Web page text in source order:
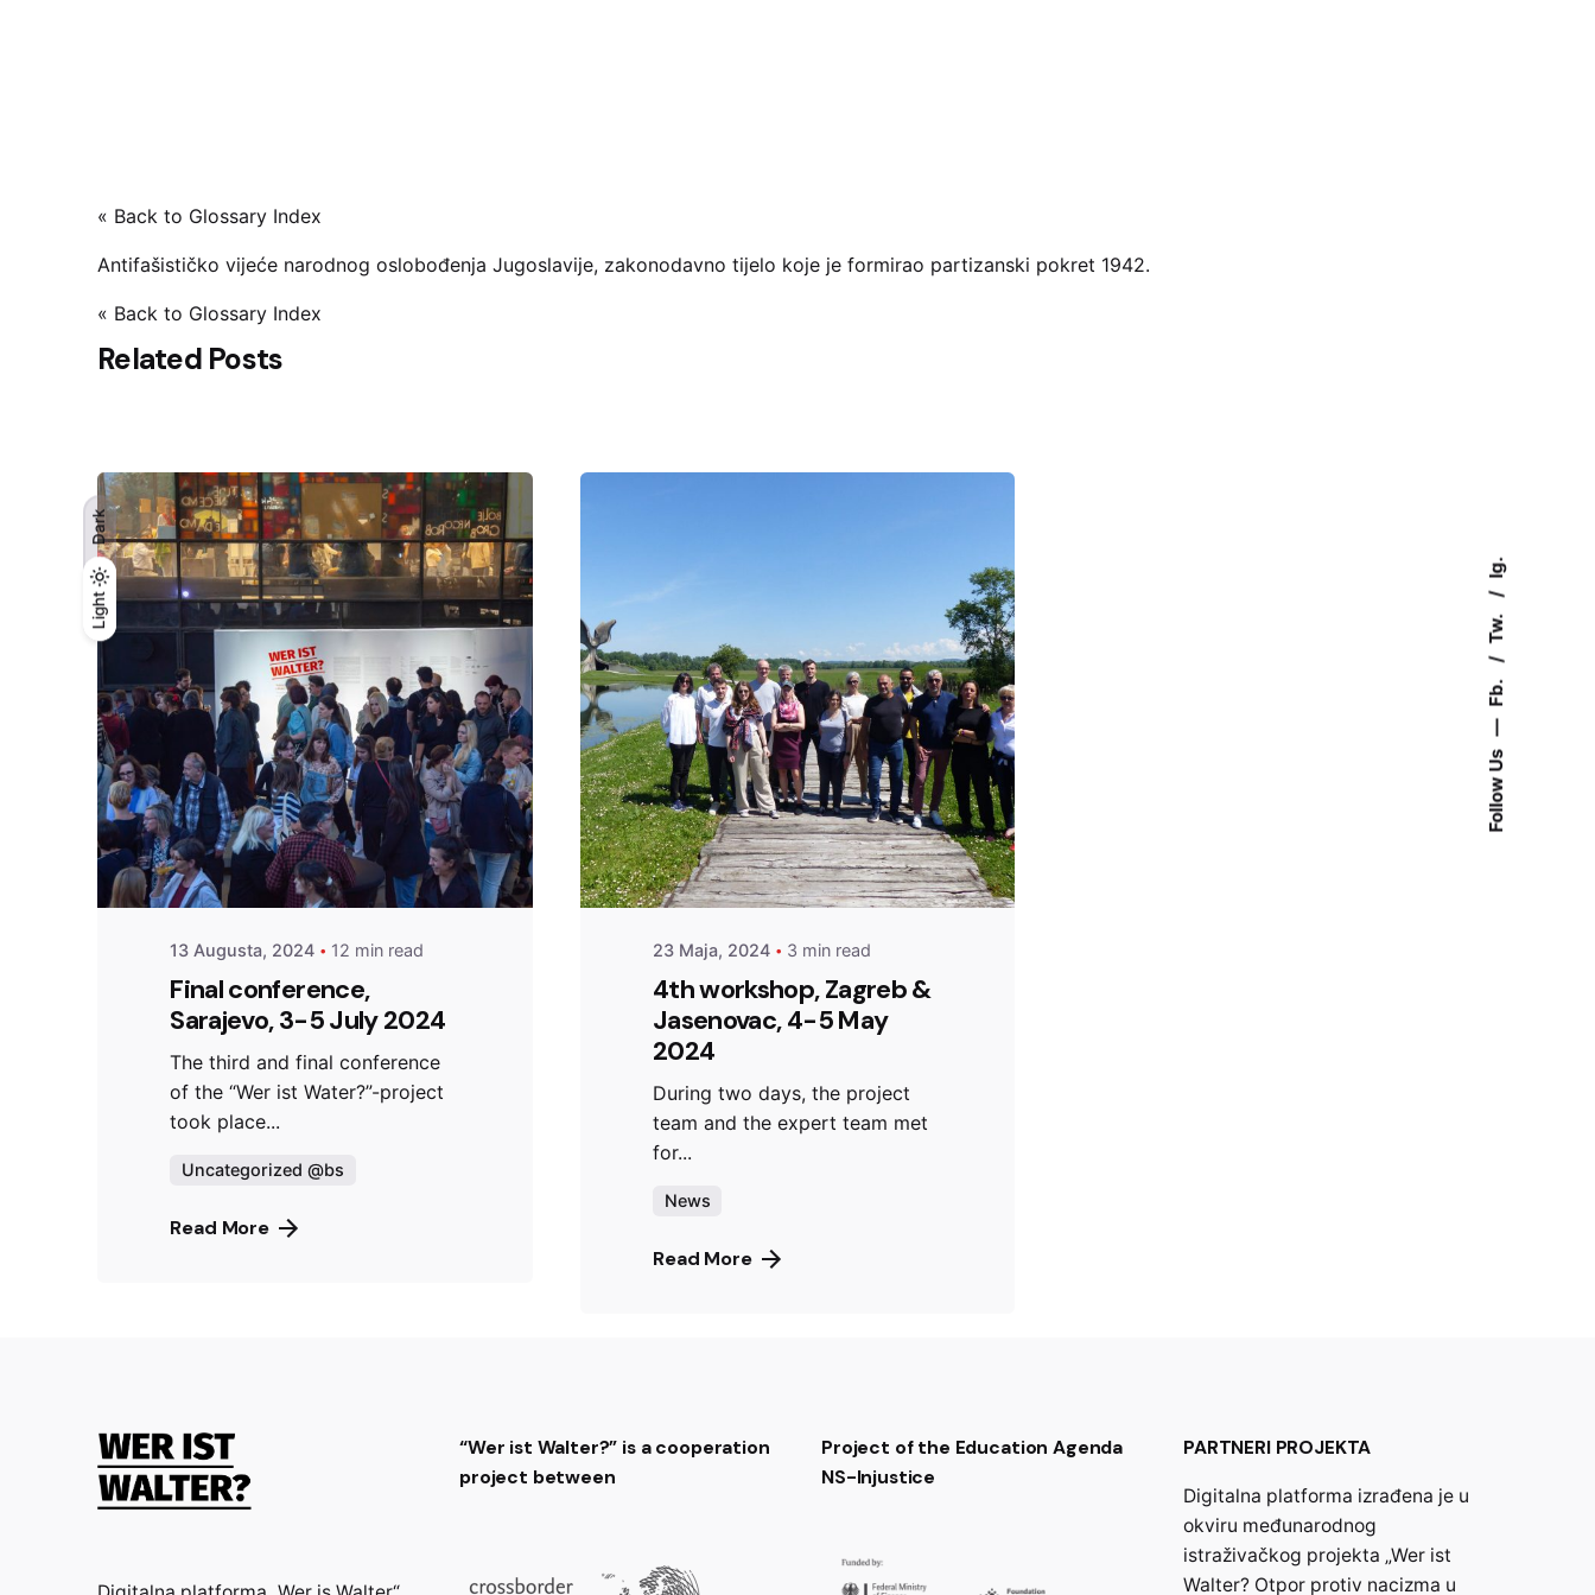
Light
Dark
Light
Dark
Follow Us
Fb.
Tw.
Ig.
« Back to Glossary Index
Antifašističko vijeće narodnog oslobođenja Jugoslavije, zakonodavno tijelo koje je formirao partizanski pokret 1942.
« Back to Glossary Index
Related Posts
Posted by
admin
13 Augusta, 2024 12 min read
Final conference,
Sarajevo, 3-5 July 2024
The third and final conference
of the “Wer ist Water?”-project
took place...
Uncategorized @bs
Read More
Posted by
admin
23 Maja, 2024 3 min read
4th workshop, Zagreb &
Jasenovac, 4-5 May
2024
During two days, the project
team and the expert team met
for...
News
Read More
“Wer ist Walter?” is a cooperation
project between
Project of the Education Agenda
NS-Injustice
PARTNERI PROJEKTA
Digitalna platforma izrađena je u
okviru međunarodnog
istraživačkog projekta „Wer ist
Walter? Otpor protiv nacizma u